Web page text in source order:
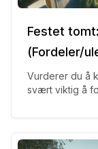
Festet
(Fordeler/
Vurderer du å
svært viktig å